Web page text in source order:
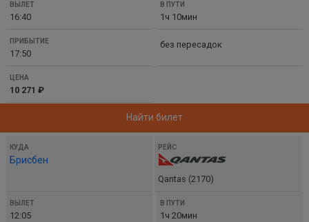
В
ПУТИ
ПРИБЫТИЕ
ЦЕНА
16:40 1ч 10мин
17:50
без пересадок
10 271 ₽
Найти билет
Брисбен
Qantas (2170)
12:05 1ч 20мин